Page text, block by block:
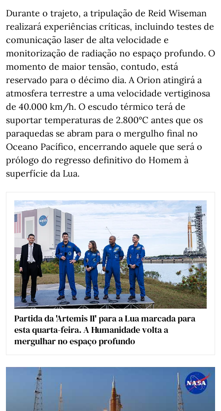
Durante o trajeto, a tripulação de Reid Wiseman
realizará experiências críticas, incluindo testes de
comunicação laser de alta velocidade e
monitorização de radiação no espaço profundo. O
momento de maior tensão, contudo, está
reservado para o décimo dia. A Orion atingirá a
atmosfera terrestre a uma velocidade vertiginosa
de 40.000 km/h. O escudo térmico terá de
suportar temperaturas de 2.800°C antes que os
paraquedas se abram para o mergulho final no
Oceano Pacífico, encerrando aquele que será o
prólogo do regresso definitivo do Homem à
superfície da Lua.
Partida da 'Artemis II' para a Lua marcada para
esta quarta-feira. A Humanidade volta a
mergulhar no espaço profundo